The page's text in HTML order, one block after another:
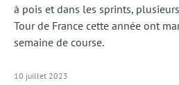
à pois et dans les sprints,
Tour de France cette année ont
semaine de course.
10 juillet 2023